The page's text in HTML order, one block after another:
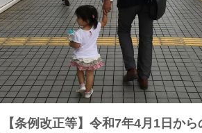
【条例改正等】令和7年4月1日から